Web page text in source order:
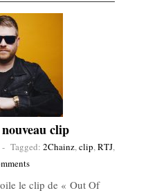
clip
- Tagged: 2Chainz,clip,RTJ,
le clip de « Out Of